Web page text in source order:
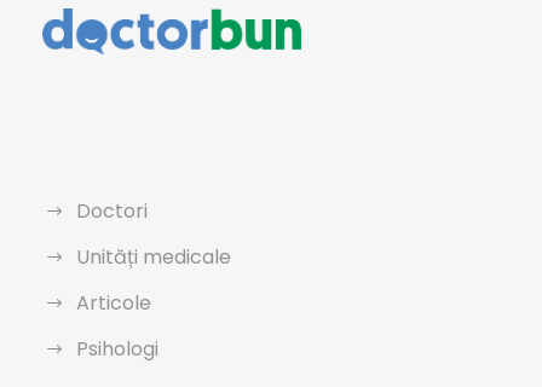
Doctori
Unități medicale
Articole
Psihologi